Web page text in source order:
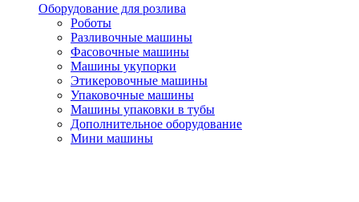
Оборудование для розлива
Роботы
Разливочные машины
Фасовочные машины
Машины укупорки
Этикеровочные машины
Упаковочные машины
Машины упаковки в тубы
Дополнительное оборудование
Мини машины